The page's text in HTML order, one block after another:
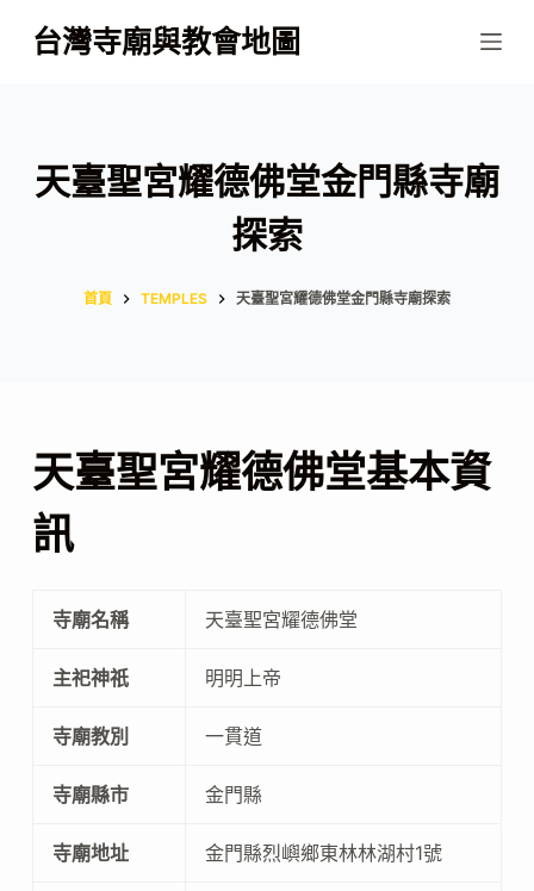
跳
至
容
台灣寺廟與教會地圖
天臺聖宮耀德佛堂金門縣寺廟
探索
首頁 TEMPLES 天臺聖宮耀德佛堂金門縣寺廟探索
天臺聖宮耀德佛堂基本資
訊
寺廟名稱 天臺聖宮耀德佛堂
主祀神祇 明明上帝
寺廟教別 一貫道
寺廟縣市 金門縣
寺廟地址 金門縣烈嶼鄉東林林湖村1號